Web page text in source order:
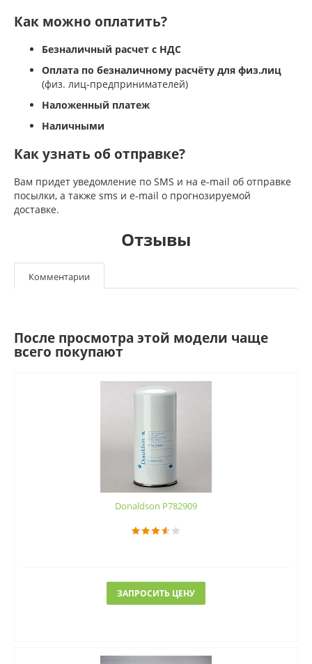
Как можно оплатить?
Безналичный расчет с НДС
Оплата по безналичному расчёту для физ.лиц
(физ. лиц-предпринимателей)
Наложенный платеж
Наличными
Как узнать об отправке?
Вам придет уведомление по SMS и на e-mail об отправке
посылки, а также sms и e-mail о прогнозируемой
доставке.
Отзывы
Комментарии
После просмотра этой модели чаще
всего покупают
Donaldson P782909
ЗАПРОСИТЬ ЦЕНУ